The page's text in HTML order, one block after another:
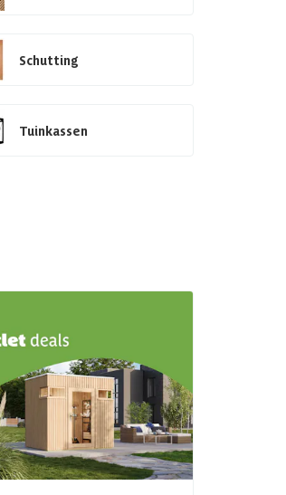
Schutting
Tuinkassen